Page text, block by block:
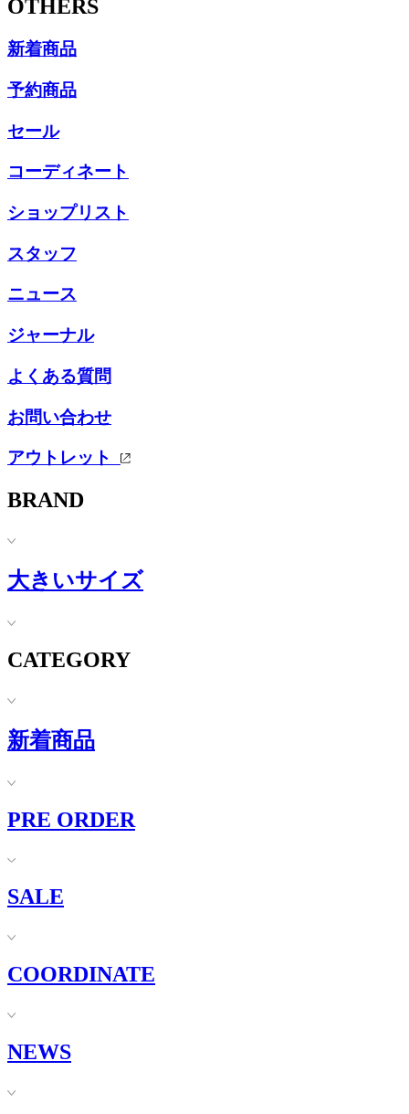
OTHERS
新着商品
予約商品
セール
コーディネート
ショップリスト
スタッフ
ニュース
ジャーナル
よくある質問
お問い合わせ
アウトレット
BRAND
大きいサイズ
CATEGORY
新着商品
PRE ORDER
SALE
COORDINATE
NEWS